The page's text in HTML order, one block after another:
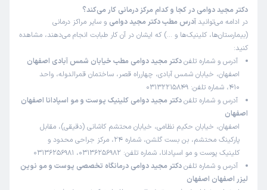
کاربر دکترتو
نوبت مطب از دکترتو
این پزشک را پیشنهاد میکنم
زمان انتظار: 0-15 دقیقه
خوب بود
علت مراجعه: درمان ریزش مو و مشکلات مرتبط با پوست سر
کاربر دکترتو
نوبت مطب از دکترتو
دکتر مجید دوامی در کجا و کدام مرکز درمانی کار می‌کند؟
در ادامه می‌توانید آدرس مطب دکتر مجید دوامی و سایر مراکز درمانی
(بیمارستان‌ها، کلینیک‌ها و …) که ایشان در آن کار طبابت انجام می‌دهند، مشاهده
کنید:
آدرس و شماره تلفندکتر مجید دوامی مطب خیابان شمس آبادی اصفهان
اصفهان، خیابان شمس آبادی، چهارراه قصر، ساختمان قمرالدوله، واحد
۴۱۰، شماره تلفن: 03132215849
آدرس و شماره تلفندکتر مجید دوامی کلینیک پوست و مو اسپادانا اصفهان
اصفهان
اصفهان، خیابان حکیم نظامی، خیابان محتشم کاشانی (دقیقی)، مقابل
پارکینگ محتشم، بن بست گلشن، شماره 24، مرکز جراحی محدود و
کلینیک پوست و مو اسپادانا، شماره تلفن: 03136256982، 03136256981
آدرس و شماره تلفندکتر مجید دوامی درمانگاه تخصصی پوست و مو نوین
لیزر اصفهان اصفهان